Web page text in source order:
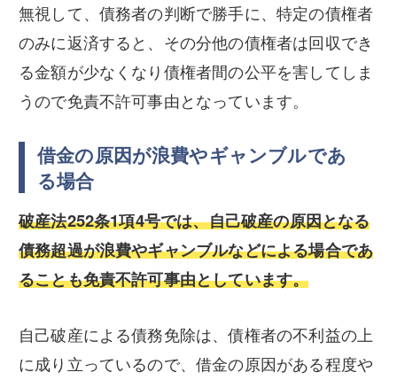
無視して、債務者の判断で勝手に、特定の債権者
のみに返済すると、その分他の債権者は回収でき
る金額が少なくなり債権者間の公平を害してしま
うので免責不許可事由となっています。
借金の原因が浪費やギャンブルであ
る場合
破産法252条1項4号では、自己破産の原因となる
債務超過が浪費やギャンブルなどによる場合であ
ることも免責不許可事由としています。
自己破産による債務免除は、債権者の不利益の上
に成り立っているので、借金の原因がある程度や